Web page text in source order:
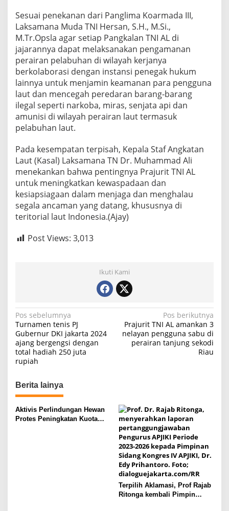
T
e
n
a
h
Sesuai penekanan dari Panglima Koarmada III,
Laksamana Muda TNI Hersan, S.H., M.Si.,
M.Tr.Opsla agar setiap Pangkalan TNI AL di
jajarannya dapat melaksanakan pengamanan
perairan pelabuhan di wilayah kerjanya
berkolaborasi dengan instansi penegak hukum
lainnya untuk menjamin keamanan para pengguna
laut dan mencegah peredaran barang-barang
ilegal seperti narkoba, miras, senjata api dan
amunisi di wilayah perairan laut termasuk
pelabuhan laut.
Pada kesempatan terpisah, Kepala Staf Angkatan
Laut (Kasal) Laksamana TN Dr. Muhammad Ali
menekankan bahwa pentingnya Prajurit TNI AL
untuk meningkatkan kewaspadaan dan
kesiapsiagaan dalam menjaga dan menghalau
segala ancaman yang datang, khususnya di
teritorial laut Indonesia.(Ajay)
Post Views: 3,013
Ikuti Kami
N
a
v
i
a
s
i
Pos sebelumnya
Turnamen tenis PJ
Gubernur DKI jakarta 2024
ajang bergengsi dengan
total hadiah 250 juta
rupiah
Pos berikutnya
Prajurit TNI AL amankan 3
nelayan pengguna sabu di
perairan tanjung sekodi
Riau
Berita lainya
Aktivis Perlindungan Hewan
Protes Peningkatan Kuota
Terpilih Aklamasi, Prof Rajab
Ritonga kembali Pimpin